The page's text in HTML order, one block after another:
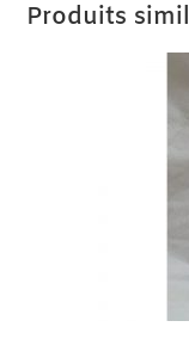
Produits